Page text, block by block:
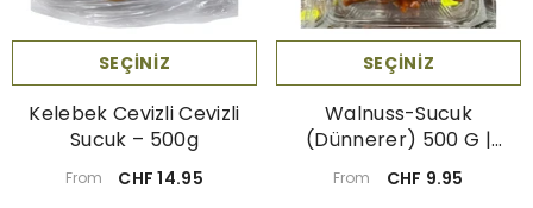
SEÇINIZ
Kelebek Cevizli Cevizli
Sucuk – 500g
From CHF 14.95
SEÇINIZ
Walnuss-Sucuk
(Dünnerer) 500 G |
Traditionelle Süßigkeit
Mit Walnüssen
From CHF 9.95